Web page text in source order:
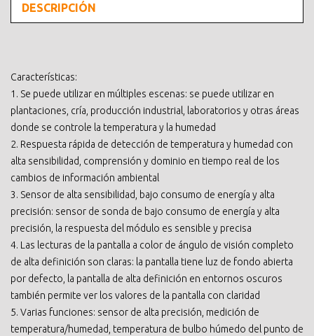
DESCRIPCIÓN
Características:
1. Se puede utilizar en múltiples escenas: se puede utilizar en
plantaciones, cría, producción industrial, laboratorios y otras áreas
donde se controle la temperatura y la humedad
2. Respuesta rápida de detección de temperatura y humedad con
alta sensibilidad, comprensión y dominio en tiempo real de los
cambios de información ambiental
3. Sensor de alta sensibilidad, bajo consumo de energía y alta
precisión: sensor de sonda de bajo consumo de energía y alta
precisión, la respuesta del módulo es sensible y precisa
4. Las lecturas de la pantalla a color de ángulo de visión completo
de alta definición son claras: la pantalla tiene luz de fondo abierta
por defecto, la pantalla de alta definición en entornos oscuros
también permite ver los valores de la pantalla con claridad
5. Varias funciones: sensor de alta precisión, medición de
temperatura/humedad, temperatura de bulbo húmedo del punto de